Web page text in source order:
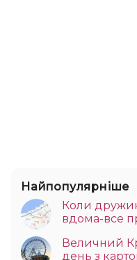
Найпопулярніше
Коли
вдома-все
Величний
день з